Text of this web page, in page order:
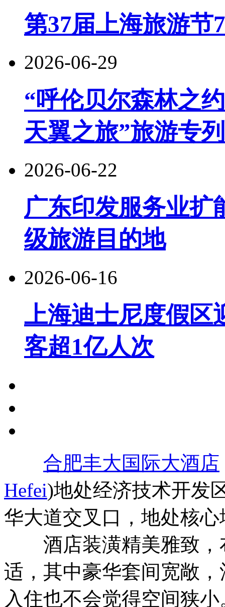
第37届上海旅游节
2026-06-29
“呼伦贝尔森林之
天翼之旅”旅游专
2026-06-22
广东印发服务业扩
级旅游目的地
2026-06-16
上海迪士尼度假区
客超1亿人次
合肥丰大国际大酒店
Hefei)地处经济技术开发
华大道交叉口，地处核
酒店装潢精美雅致，
适，其中豪华套间宽敞
入住也不会觉得空间狭小